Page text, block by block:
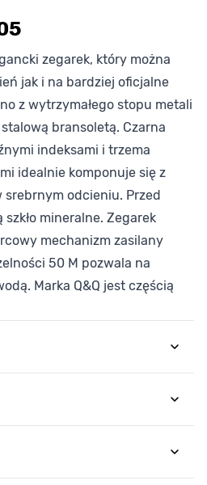
zegarek, który można
jak i na bardziej oficjalne
z wytrzymałego stopu metali
bransoletą. Czarna
indeksami i trzema
idealnie komponuje się z
odcieniu. Przed
mineralne. Zegarek
mechanizm zasilany
50 M pozwala na
Marka Q&Q jest częścią